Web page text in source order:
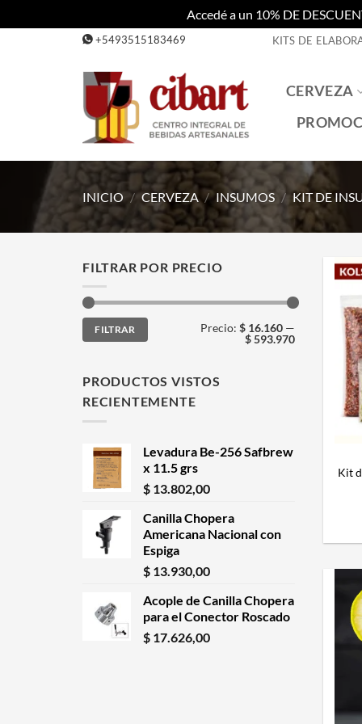
Accedé a un 10% DE
+5493515183469 KITS DE
CERVEZA
INICIO / CERVEZA / INSUMOS / KIT DE
FILTRAR POR PRECIO
Precio
mínimo
Precio
máximo
FILTRAR Precio: $ 16.160—
$ 593.970
PRODUCTOS VISTOS
RECIENTEMENTE
Levadura Be-256 Safbrew
x 11.5 grs
$ 13.802,00
Canilla Chopera
Americana Nacional con
Espiga
$ 13.930,00
Acople de Canilla Chopera
para el Conector Roscado
$ 17.626,00
Kit